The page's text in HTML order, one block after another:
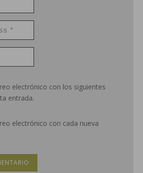
electrónico con los siguientes
entrada.
electrónico con cada nueva